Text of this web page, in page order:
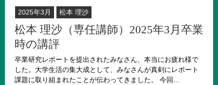
2025年3月 松本 理沙
松本 理沙（専任講師）2025年3月卒業
時の講評
卒業研究レポートを提出されたみなさん、本当にお疲れ様で
した。大学生活の集大成として、みなさんが真剣にレポート
課題に取り組まれたことが伝わってきました。 今回...